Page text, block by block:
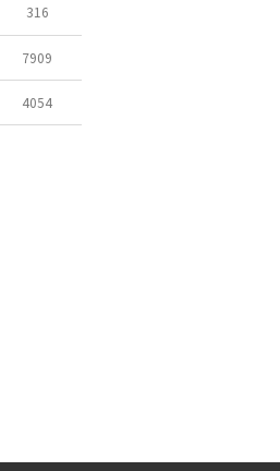
316
7909
4054